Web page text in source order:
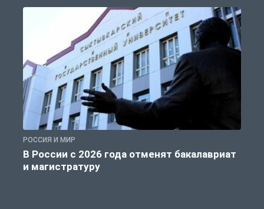
РОССИЯ И МИР
В России с 2026 года отменят бакалавриат
и магистратуру